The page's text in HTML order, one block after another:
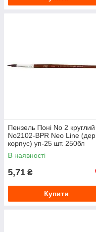
Пензель Поні No 2 круглий
No2102-BPR Neo Line (дер.
корпус) уп-25 шт. 250бл
В наявності
5,71 ₴
Купити